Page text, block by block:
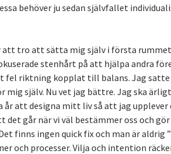
behöver ju sedan självfallet
att tro att sätta mig själv i första
stenhårt på att hjälpa andra
fel riktning kopplat till balans. Jag satte
mig själv. Nu vet jag bättre. Jag ska ärligt
att designa mitt liv så att jag upplever
det går när vi väl bestämmer oss och
finns ingen quick fix och man är aldrig
och processer. Vilja och intention